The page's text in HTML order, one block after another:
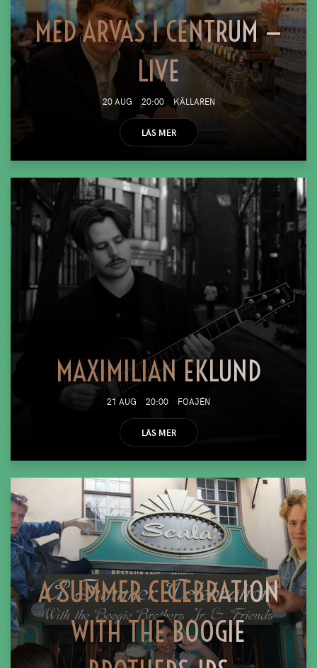
MED ARVAS I CENTRUM —
LIVE
20 AUG 20:00 KÄLLAREN
LÄS MER
MAXIMILIAN EKLUND
21 AUG 20:00 FOAJÉN
LÄS MER
A SUMMER CELEBRATION
WITH THE BOOGIE